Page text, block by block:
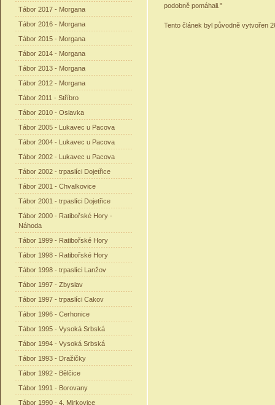
Tábor 2017 - Morgana
Tábor 2016 - Morgana
Tábor 2015 - Morgana
Tábor 2014 - Morgana
Tábor 2013 - Morgana
Tábor 2012 - Morgana
Tábor 2011 - Stříbro
Tábor 2010 - Oslavka
Tábor 2005 - Lukavec u Pacova
Tábor 2004 - Lukavec u Pacova
Tábor 2002 - Lukavec u Pacova
Tábor 2002 - trpaslíci Dojetřice
Tábor 2001 - Chvalkovice
Tábor 2001 - trpaslíci Dojetřice
Tábor 2000 - Ratibořské Hory -
Náhoda
Tábor 1999 - Ratibořské Hory
Tábor 1998 - Ratibořské Hory
Tábor 1998 - trpaslíci Lanžov
Tábor 1997 - Zbyslav
Tábor 1997 - trpaslíci Cakov
Tábor 1996 - Cerhonice
Tábor 1995 - Vysoká Srbská
Tábor 1994 - Vysoká Srbská
Tábor 1993 - Dražičky
Tábor 1992 - Bělčice
Tábor 1991 - Borovany
Tábor 1990 - 4. Mirkovice
podobně pomáhali."
Tento článek byl původně vytvořen